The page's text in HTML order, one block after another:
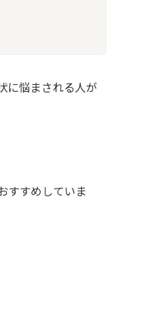
に悩まされる人が
すすめしていま